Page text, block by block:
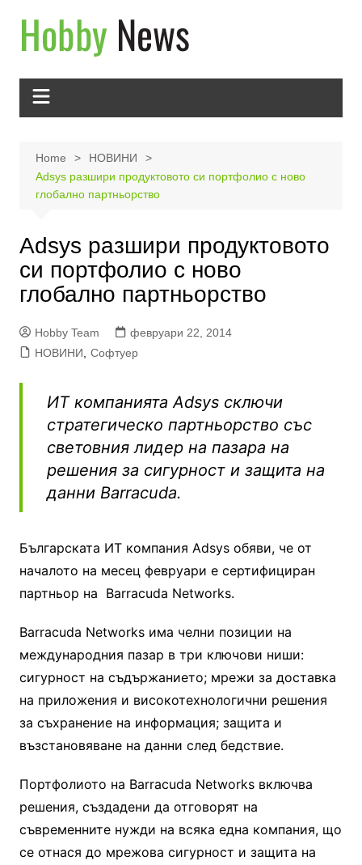
content
Home
НОВИНИ
Adsys разшири продуктовото си портфолио с ново
глобално партньорство
Adsys разшири продуктовото
си портфолио с ново
глобално партньорство
Hobby Team
февруари 22, 2014
НОВИНИ
Софтуер
ИТ компанията Adsys сключи
стратегическо партньорство със
световния лидер на пазара на
решения за сигурност и защита на
данни Barracuda.
Българската ИТ компания Adsys обяви, че от
началото на месец февруари е сертифициран
партньор на Barracuda Networks.
Barracuda Networks има челни позиции на
международния пазар в три ключови ниши:
сигурност на съдържанието; мрежи за доставка
на приложения и високотехнологични решения
за съхранение на информация; защита и
възстановяване на данни след бедствие.
Портфолиото на Barracuda Networks включва
решения, създадени да отговорят на
съвременните нужди на всяка една компания, що
се отнася до мрежова сигурност и защита на